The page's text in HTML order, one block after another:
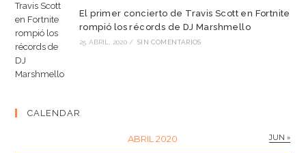
El primer concierto de Travis Scott en Fortnite
rompió los récords de DJ Marshmello
25 ABRIL, 2020 / SIN COMENTARIOS
CALENDAR
ABRIL 2020 JUN »